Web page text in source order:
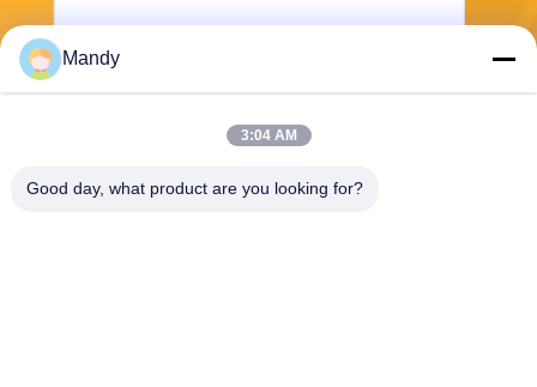
Mandy
3:04 AM
Good day, what product are you looking for?